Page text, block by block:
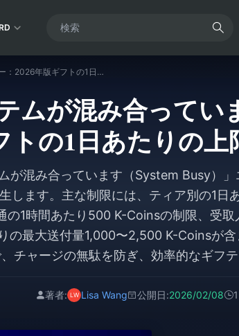
WeSing「システムが混み合っています」エラー：2026年版ギフトの1日あたりの上限と制限事項
ムが混み合ってい
トの1日あたりの上
が混み合っています（System Busy）
します。主な制限には、ティア別の1
の1時間あたり500 K-Coinsの制限、受
の最大送付量1,000〜2,500 K-Coinsが
チャージの無駄を防ぎ、効率的なギフ
著者: Lisa Wang 公開日:2026/02/08